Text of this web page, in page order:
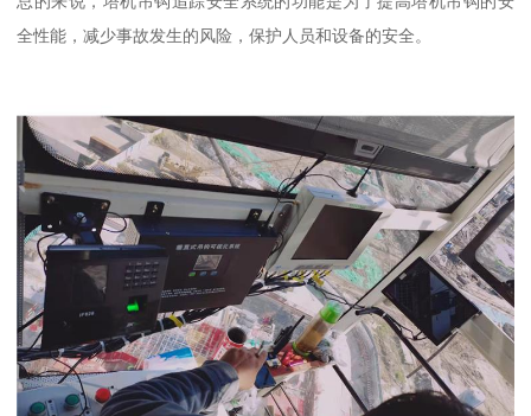
全性能，减少事故发生的风险，保护人员和设备的安全。